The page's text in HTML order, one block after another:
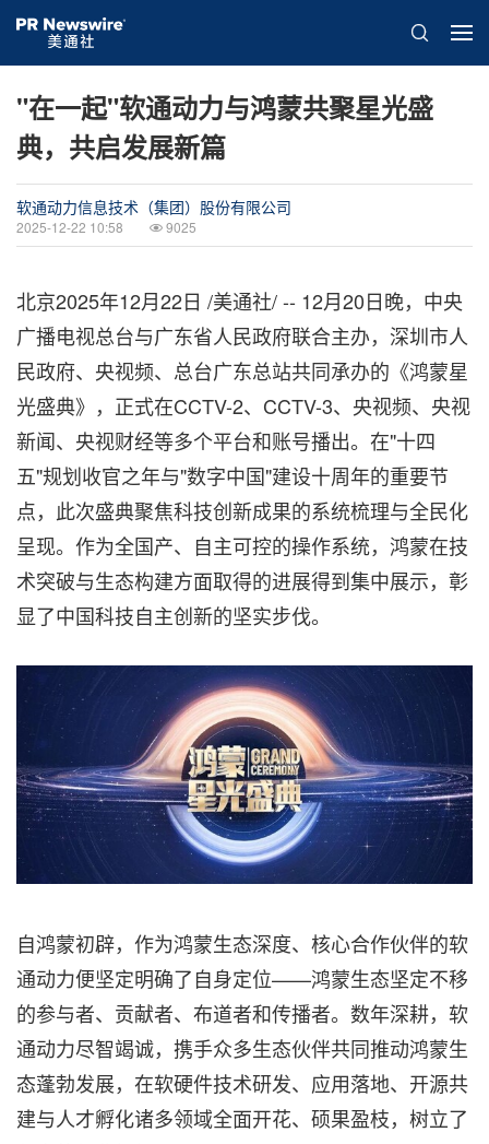
"在一起"软通动力与鸿蒙共聚星光盛
典，共启发展新篇
软通动力信息技术（集团）股份有限公司
2025-12-22 10:58 9025
北京2025年12月22日 /美通社/ -- 12月20日晚，中央
广播电视总台与广东省人民政府联合主办，深圳市人
民政府、央视频、总台广东总站共同承办的《鸿蒙星
光盛典》，正式在CCTV-2、CCTV-3、央视频、央视
新闻、央视财经等多个平台和账号播出。在"十四
五"规划收官之年与"数字中国"建设十周年的重要节
点，此次盛典聚焦科技创新成果的系统梳理与全民化
呈现。作为全国产、自主可控的操作系统，鸿蒙在技
术突破与生态构建方面取得的进展得到集中展示，彰
显了中国科技自主创新的坚实步伐。
自鸿蒙初辟，作为鸿蒙生态深度、核心合作伙伴的软
通动力便坚定明确了自身定位——鸿蒙生态坚定不移
的参与者、贡献者、布道者和传播者。数年深耕，软
通动力尽智竭诚，携手众多生态伙伴共同推动鸿蒙生
态蓬勃发展，在软硬件技术研发、应用落地、开源共
建与人才孵化诸多领域全面开花、硕果盈枝，树立了